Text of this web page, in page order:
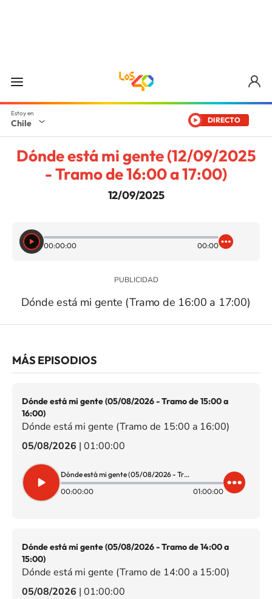
Chile DIRECTO
Dónde está mi gente (12/09/2025
- Tramo de 16:00 a 17:00)
12/09/2025
00:00:00 00:00
Dónde está mi gente (Tramo de 16:00 a 17:00)
MÁS EPISODIOS
Dónde está mi gente (05/08/2026 - Tramo de 15:00 a
16:00)
Dónde está mi gente (Tramo de 15:00 a 16:00)
05/08/2026 | 01:00:00
Dónde está mi gente (05/08/2026 - Tramo de 15:00 a 16:00)
00:00:00
01:00:00
Dónde está mi gente (05/08/2026 - Tramo de 14:00 a
15:00)
Dónde está mi gente (Tramo de 14:00 a 15:00)
05/08/2026 | 01:00:00